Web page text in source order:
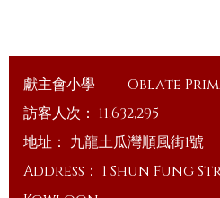
獻主會小學
Oblate
訪客人次： 11,632,295
地址： 九龍土瓜灣順風街1號
Address： 1 Shun Fung